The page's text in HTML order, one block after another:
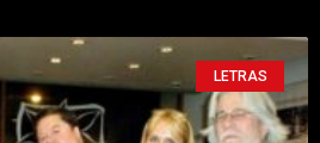
LETRAS